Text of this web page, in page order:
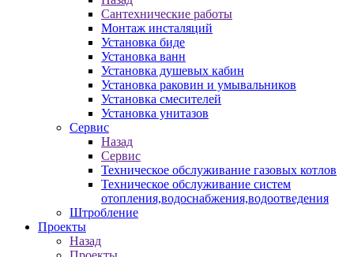
Сантехнические работы
Монтаж инсталяций
Установка биде
Установка ванн
Установка душевых кабин
Установка раковин и умывальников
Установка смесителей
Установка унитазов
Сервис
Назад
Сервис
Техническое обслуживание газовых котлов
Техническое обслуживание систем
отопления,водоснабжения,водоотведения
Штробление
Проекты
Назад